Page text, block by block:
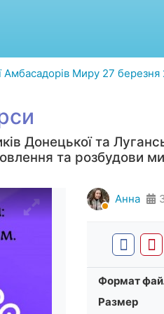
Амбасадорів Миру 27 березня
Донецької та
та розбудови
Анна
Формат
Размер